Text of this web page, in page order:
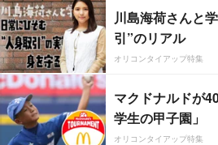
川島海荷さんと
引”のリアル
オリコンタイアップ特集
マクドナルドが
学生の甲子園」
オリコンタイアップ特集